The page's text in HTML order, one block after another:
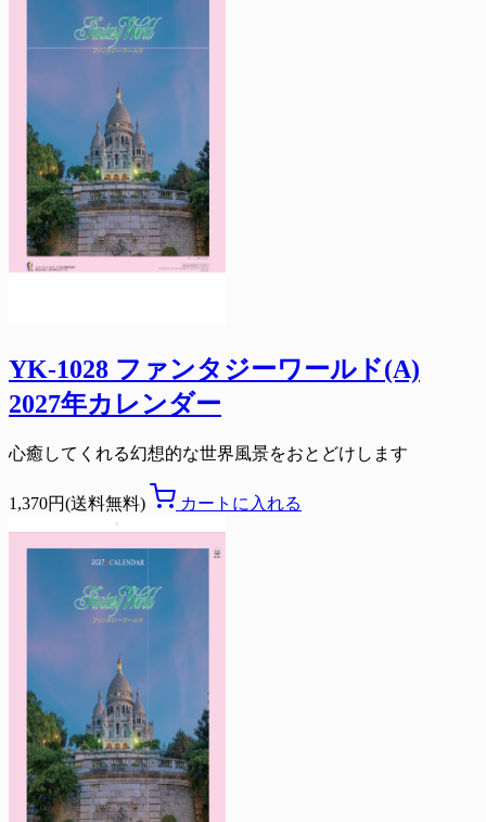
YK-1028 ファンタジーワールド(A)
2027年カレンダー
心癒してくれる幻想的な世界風景をおとどけします
1,370円(送料無料) カートに入れる